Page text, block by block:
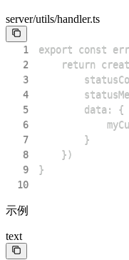
server/utils/handler.ts
1
2
3
4
5
6
7
8
9
10
示例
text